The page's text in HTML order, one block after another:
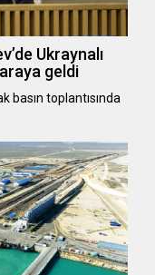
Ukraynalı
geldi
basın toplantısında